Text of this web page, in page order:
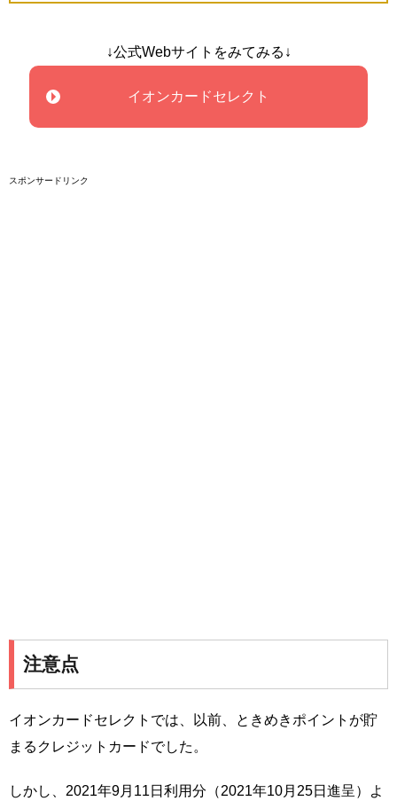
↓公式Webサイトをみてみる↓
イオンカードセレクト
スポンサードリンク
注意点
イオンカードセレクトでは、以前、ときめきポイントが貯
まるクレジットカードでした。
しかし、2021年9月11日利用分（2021年10月25日進呈）よ